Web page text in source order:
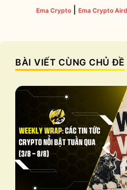
Ema Crypto Ema Crypto
BÀI VIẾT CÙNG CHỦ ĐỀ